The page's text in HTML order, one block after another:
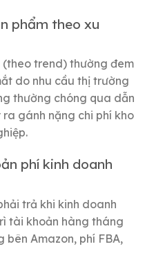
phẩm theo xu
(theo trend) thường đem
do nhu cầu thị trường
thường chóng qua dẫn
gánh nặng chi phí kho
phí kinh doanh
trả khi kinh doanh
tài khoản hàng tháng
bên Amazon, phí FBA,